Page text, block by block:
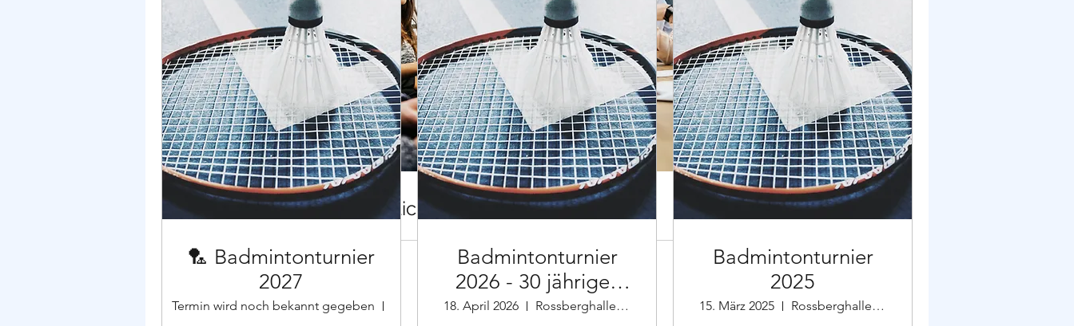
Wöchentliche Gruppensessions
Buchen
🏸 Badmintonturnier
2027
Termin wird noch bekannt gegeben
Rossberghalle St. Georgen
Badmintonturnier
2026 - 30 jähriges
Jubiläum
18. April 2026
Rossberghalle St. Georgen
Badmintonturnier
2025
15. März 2025
Rossberghalle St. Georgen